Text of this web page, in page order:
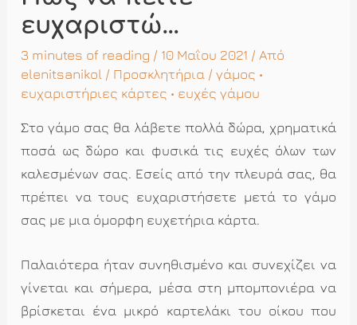
ευχαριστώ…
3 minutes of reading / 10 Μαΐου 2021 / Από
elenitsanikol / Προσκλητήρια /γάμος •
ευχαριστήριες κάρτες • ευχές γάμου
Στο γάμο σας θα λάβετε πολλά δώρα, χρηματικά
ποσά ως δώρο και φυσικά τις ευχές όλων των
καλεσμένων σας. Εσείς από την πλευρά σας, θα
πρέπει να τους ευχαριστήσετε μετά το γάμο
σας με μια όμορφη ευχετήρια κάρτα.
Παλαιότερα ήταν συνηθισμένο και συνεχίζει να
γίνεται και σήμερα, μέσα στη μπομπονιέρα να
βρίσκεται ένα μικρό καρτελάκι του οίκου που